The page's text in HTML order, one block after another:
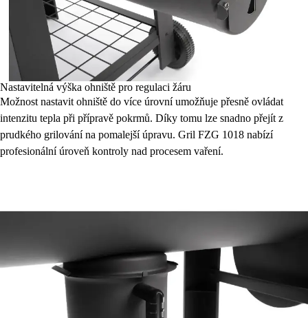
Nastavitelná výška ohniště pro regulaci žáru
Možnost nastavit ohniště do více úrovní umožňuje přesně ovládat
intenzitu tepla při přípravě pokrmů. Díky tomu lze snadno přejít z
prudkého grilování na pomalejší úpravu. Gril FZG 1018 nabízí
profesionální úroveň kontroly nad procesem vaření.